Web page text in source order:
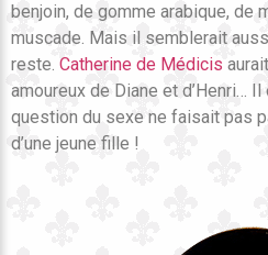
benjoin, de gomme arabique, de
muscade. Mais il semblerait
reste. Catherine de Médicis
amoureux de Diane et d’Henri… Il
question du sexe ne faisait pas
d’une jeune fille !